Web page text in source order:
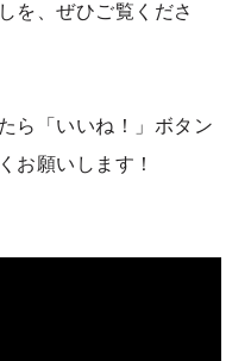
を、ぜひご覧くださ
ら「いいね！」ボタン
お願いします！